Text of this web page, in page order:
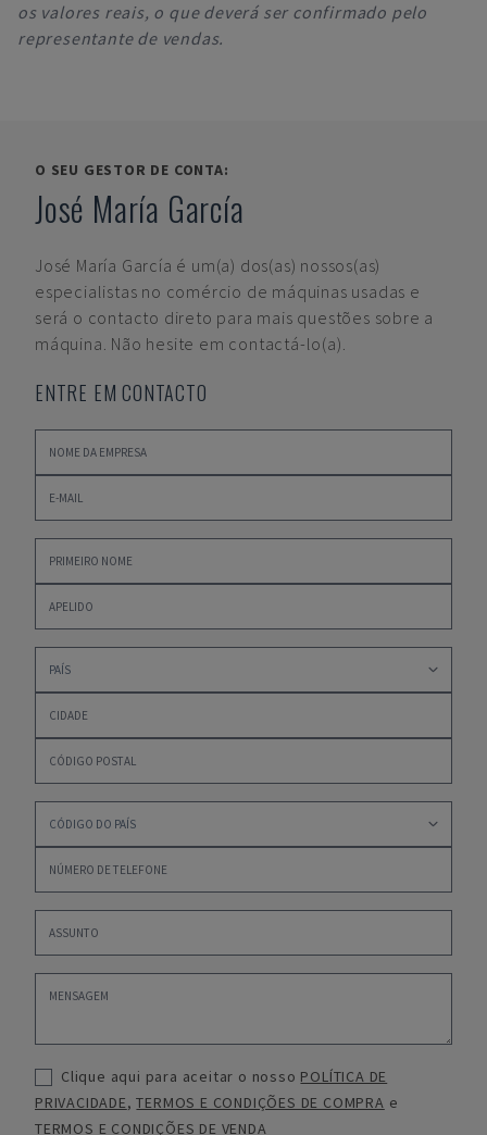
os valores reais, o que deverá ser confirmado pelo
representante de vendas.
O SEU GESTOR DE CONTA:
José María García
José María García é um(a) dos(as) nossos(as)
especialistas no comércio de máquinas usadas e
será o contacto direto para mais questões sobre a
máquina. Não hesite em contactá-lo(a).
ENTRE EM CONTACTO
Clique aqui para aceitar o nosso POLÍTICA DE
PRIVACIDADE,TERMOS E CONDIÇÕES DE COMPRA e
TERMOS E CONDIÇÕES DE VENDA